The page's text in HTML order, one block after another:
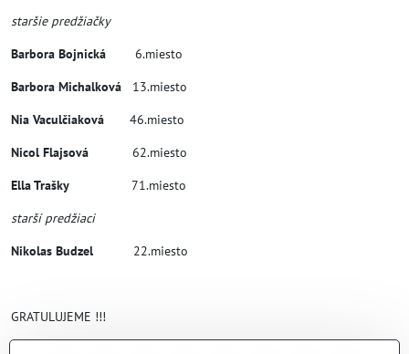
staršie predžiačky
Barbora Bojnická 6.miesto
Barbora Michalková 13.miesto
Nia Vaculčiaková 46.miesto
Nicol Flajsová 62.miesto
Ella Trašky 71.miesto
starší predžiaci
Nikolas Budzel
22.miesto
GRATULUJEME !!!